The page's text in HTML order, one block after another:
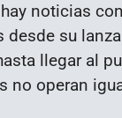
noticias
desde su
llegar al
no operan